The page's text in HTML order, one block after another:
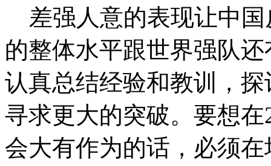
差强人意的表现让中国
的整体水平跟世界强队
认真总结经验和教训，
寻求更大的突破。要想
会大有作为的话，必须